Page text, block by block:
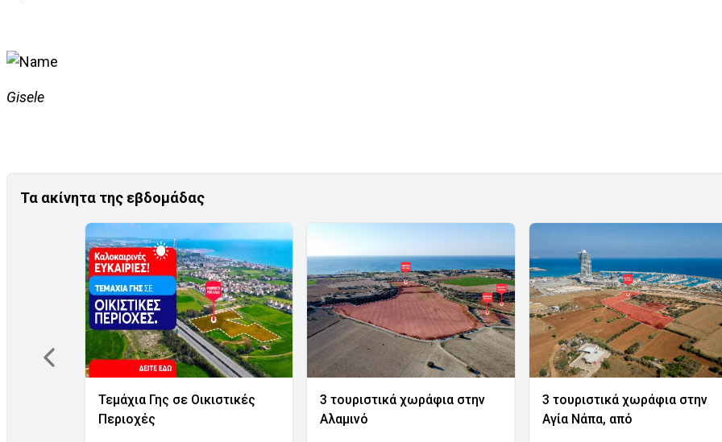
Gisele
Τα ακίνητα της εβδομάδας
Τεμάχια Γης σε Οικιστικές
Περιοχές
3 τουριστικά χωράφια στην
Αλαμινό
3 τουριστικά χωράφια στην
Αγία Νάπα, από